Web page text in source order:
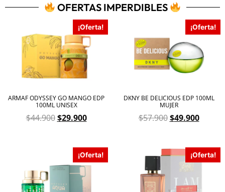
OFERTAS IMPERDIBLES
¡Oferta!
ARMAF ODYSSEY GO MANGO EDP
100ML UNISEX
$44.900 $29.900
¡Oferta!
DKNY BE DELICIOUS EDP 100ML
MUJER
$57.900 $49.900
¡Oferta! ¡Oferta!